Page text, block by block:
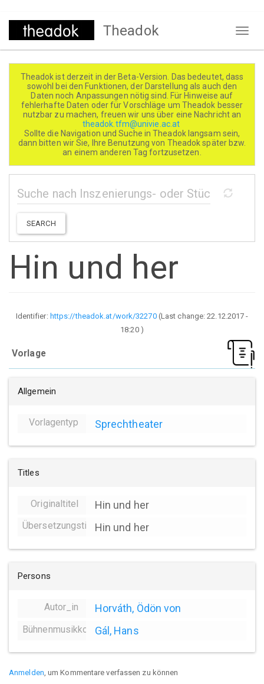
Direkt
Theadok
Theadok ist derzeit in der Beta-Version. Das bedeutet, dass
sowohl bei den Funktionen, der Darstellung als auch den
Daten noch Anpassungen nötig sind. Für Hinweise auf
fehlerhafte Daten oder für Vorschläge um Theadok besser
nutzbar zu machen, freuen wir uns über eine Nachricht an
theadok.tfm@univie.ac.at
Sollte die Navigation und Suche in Theadok langsam sein,
dann bitten wir Sie, Ihre Benutzung von Theadok später bzw.
an einem anderen Tag fortzusetzen.
SEARCH
Hin und her
Identifier: https://theadok.at/work/32270(Last change:22.12.2017 -
18:20)
Vorlage
Allgemein
Vorlagentyp Sprechtheater
Titles
Originaltitel Hin und her
ÜbersetzungstitelHin und her
Persons
Autor_in Horváth, Ödön von
Bühnenmusikkomposition
Gál, Hans
Anmelden , um Kommentare verfassen zu können